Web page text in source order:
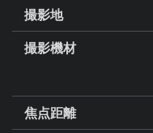
撮影地
撮影機材
焦点距離